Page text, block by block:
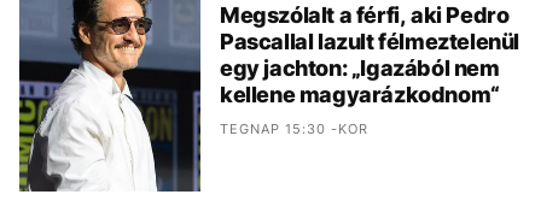
Megszólalt a férfi, aki Pedro
Pascallal lazult félmeztelenül
egy jachton: „Igazából nem
kellene magyarázkodnom“
TEGNAP 15:30 -KOR